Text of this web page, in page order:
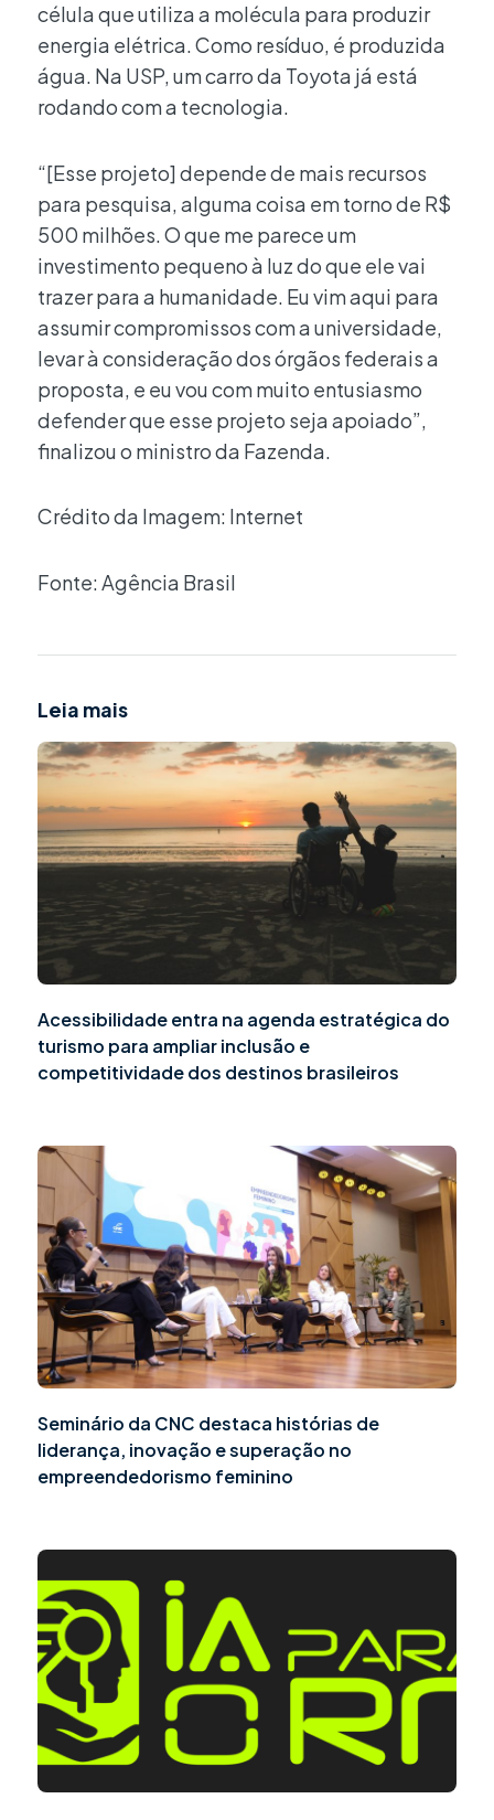
célula que utiliza a molécula para produzir
energia elétrica. Como resíduo, é produzida
água. Na USP, um carro da Toyota já está
rodando com a tecnologia.
“[Esse projeto] depende de mais recursos
para pesquisa, alguma coisa em torno de R$
500 milhões. O que me parece um
investimento pequeno à luz do que ele vai
trazer para a humanidade. Eu vim aqui para
assumir compromissos com a universidade,
levar à consideração dos órgãos federais a
proposta, e eu vou com muito entusiasmo
defender que esse projeto seja apoiado”,
finalizou o ministro da Fazenda.
Crédito da Imagem: Internet
Fonte: Agência Brasil
Leia mais
Acessibilidade entra na agenda estratégica do
turismo para ampliar inclusão e
competitividade dos destinos brasileiros
Seminário da CNC destaca histórias de
liderança, inovação e superação no
empreendedorismo feminino